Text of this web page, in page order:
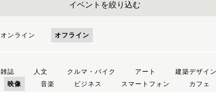
イベントを絞り込む
オンライン オフライン
雑誌 人文 クルマ・バイク アート 建築デザイン
映像 音楽 ビジネス スマートフォン カフェ